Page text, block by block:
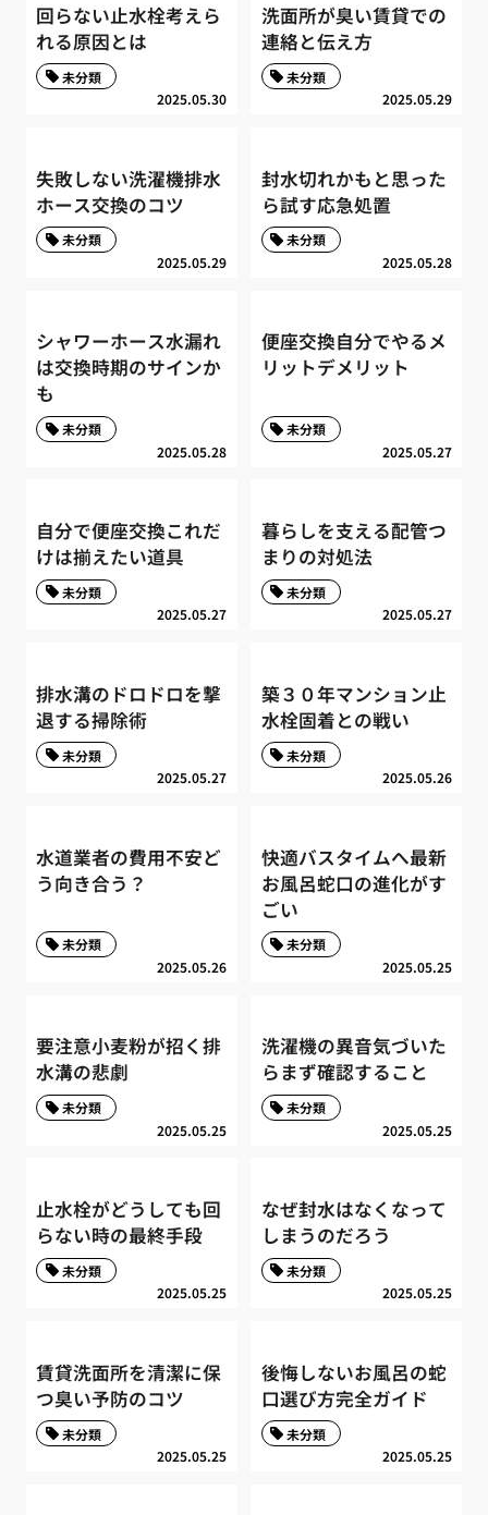
回らない止水栓考えら
れる原因とは
2025.05.30
未分類
洗面所が臭い賃貸での
連絡と伝え方
2025.05.29
未分類
失敗しない洗濯機排水
ホース交換のコツ
2025.05.29
未分類
封水切れかもと思った
ら試す応急処置
2025.05.28
未分類
シャワーホース水漏れ
は交換時期のサインか
も
2025.05.28
未分類
便座交換自分でやるメ
リットデメリット
2025.05.27
未分類
自分で便座交換これだ
けは揃えたい道具
2025.05.27
未分類
暮らしを支える配管つ
まりの対処法
2025.05.27
未分類
排水溝のドロドロを撃
退する掃除術
2025.05.27
未分類
築３０年マンション止
水栓固着との戦い
2025.05.26
未分類
水道業者の費用不安ど
う向き合う？
2025.05.26
未分類
快適バスタイムへ最新
お風呂蛇口の進化がす
ごい
2025.05.25
未分類
要注意小麦粉が招く排
水溝の悲劇
2025.05.25
未分類
洗濯機の異音気づいた
らまず確認すること
2025.05.25
未分類
止水栓がどうしても回
らない時の最終手段
2025.05.25
未分類
なぜ封水はなくなって
しまうのだろう
2025.05.25
未分類
賃貸洗面所を清潔に保
つ臭い予防のコツ
2025.05.25
未分類
後悔しないお風呂の蛇
口選び方完全ガイド
2025.05.25
未分類